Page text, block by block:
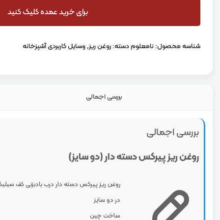
برای خرید عمده کلیک کنید
شناسه محصول:نامعلومدسته:روغن ریز,وسایل کاربردی آشپزخانه
بررسی اجمالی
بررسی اجمالی
روغن ریز پیرکس دسته دار (دو سایز)
روغن ریز پیرکس دسته دار درب بادبزنی کف
در دو سایز
ساخت چین